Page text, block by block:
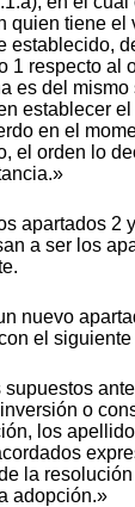
quien tiene el
establecido,
1 respecto al
es del
establecer
en el
el orden lo
apartados 2
a ser los
nuevo
el siguiente
o
los
la
adopción.»